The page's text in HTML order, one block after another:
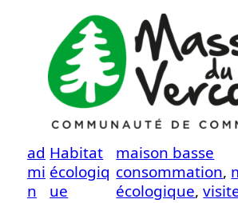
ad
mi
n
Habitat
écologiq
ue
maison basse
consommation,
écologique,